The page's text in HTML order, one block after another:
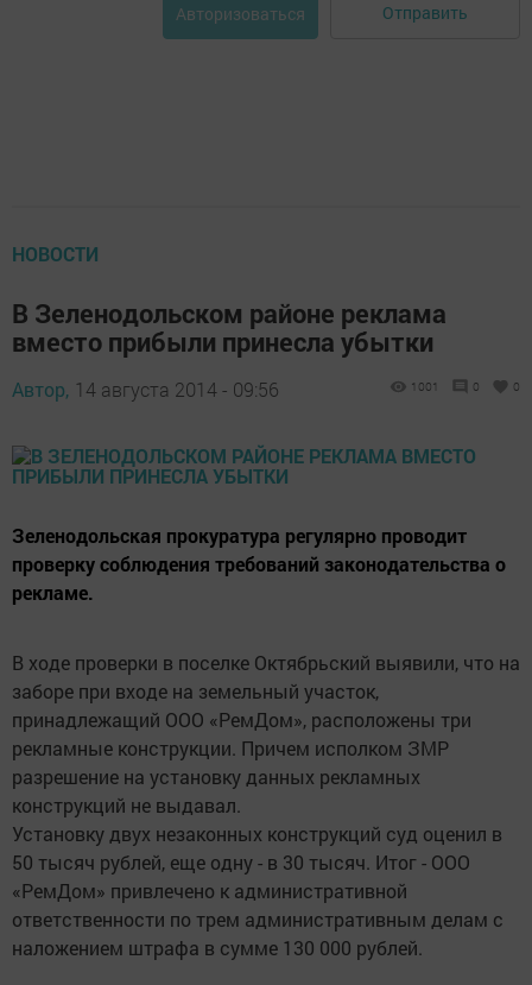
Авторизоваться Отправить
НОВОСТИ
В Зеленодольском районе реклама
вместо прибыли принесла убытки
Автор, 14 августа 2014 - 09:56 1001 0 0
Зеленодольская прокуратура регулярно проводит
проверку соблюдения требований законодательства о
рекламе.
В ходе проверки в поселке Октябрьский выявили, что на
заборе при входе на земельный участок,
принадлежащий ООО «РемДом», расположены три
рекламные конструкции. Причем исполком ЗМР
разрешение на установку данных рекламных
конструкций не выдавал.
Установку двух незаконных конструкций суд оценил в
50 тысяч рублей, еще одну - в 30 тысяч. Итог - ООО
«РемДом» привлечено к административной
ответственности по трем административным делам с
наложением штрафа в сумме 130 000 рублей.